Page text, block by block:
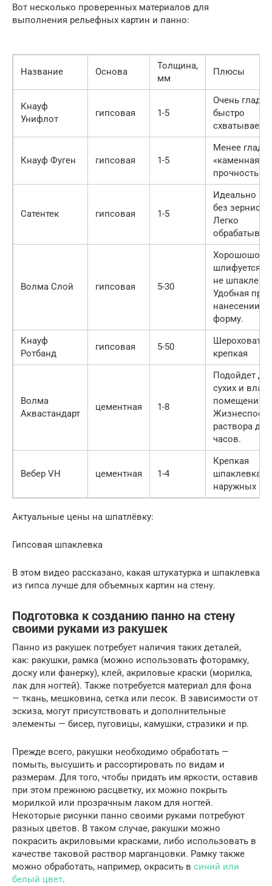
Вот несколько проверенных материалов для
выполнения рельефных картин и панно:
Название Основа
Толщина,
мм
Плюсы
Кнауф
Унифлот
гипсовая 1-5
Очень
быстро
Кнауф Фуген гипсовая 1-5
Менее
«каменная»
прочность.
Сатентек гипсовая 1-5
Идеально
без
Легко
Волма Слой гипсовая 5-30
Хорошошо
шлифуется,
не
Удобная при
нанесении,
форму.
Кнауф
Ротбанд
гипсовая 5-50
Шероховатая,
крепкая
Волма
Аквастандарт
цементная 1-8
Подойдет
сухих и
помещений.
раствора до
часов.
Вебер VH цементная 1-4
Крепкая
шпаклевка
наружных
Актуальные цены на шпатлёвку:
Гипсовая шпаклевка
В этом видео рассказано, какая штукатурка и шпаклевка
из гипса лучше для объемных картин на стену.
Подготовка к созданию панно на стену
своими руками из ракушек
Панно из ракушек потребует наличия таких деталей,
как: ракушки, рамка (можно использовать фоторамку,
доску или фанерку), клей, акриловые краски (морилка,
лак для ногтей). Также потребуется материал для фона
— ткань, мешковина, сетка или песок. В зависимости от
эскиза, могут присутствовать и дополнительные
элементы — бисер, пуговицы, камушки, стразики и пр.
Прежде всего, ракушки необходимо обработать —
помыть, высушить и рассортировать по видам и
размерам. Для того, чтобы придать им яркости, оставив
при этом прежнюю расцветку, их можно покрыть
морилкой или прозрачным лаком для ногтей.
Некоторые рисунки панно своими руками потребуют
разных цветов. В таком случае, ракушки можно
покрасить акриловыми красками, либо использовать в
качестве таковой раствор марганцовки. Рамку также
можно обработать, например, окрасить в синий или
белый цвет.